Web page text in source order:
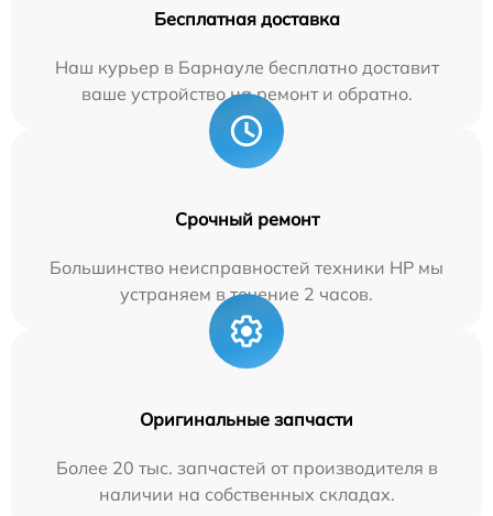
Бесплатная доставка
Наш курьер в Барнауле бесплатно доставит
ваше устройство на ремонт и обратно.
Срочный ремонт
Большинство неисправностей техники HP мы
устраняем в течение 2 часов.
Оригинальные запчасти
Более 20 тыс. запчастей от производителя в
наличии на собственных складах.